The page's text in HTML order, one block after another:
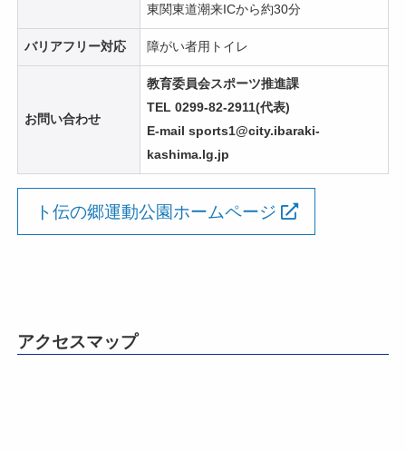
東関東道潮来ICから約30分
バリアフリー対応 障がい者用トイレ
お問い合わせ
教育委員会スポーツ推進課
TEL 0299-82-2911(代表)
E-mail sports1@city.ibaraki-
kashima.lg.jp
ト伝の郷運動公園ホームページ
アクセスマップ